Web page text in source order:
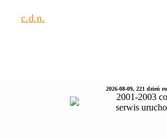
c.d.n.
2026-08-09, 221 dzień
2001-2003
serwis